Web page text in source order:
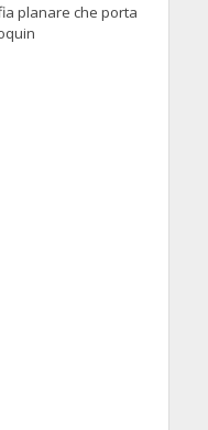
planare che porta